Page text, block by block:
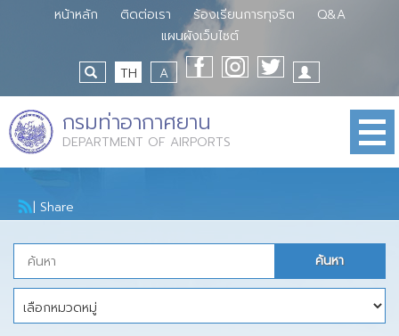
หน้าหลัก ติดต่อเรา ร้องเรียนการทุจริต
Q&A
แผนผังเว็บไซต์
TH
A
กรมท่าอากาศยาน
DEPARTMENT OF AIRPORTS
| Share